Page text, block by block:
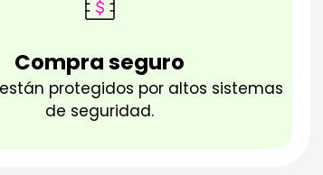
Compra seguro
protegidos por altos sistemas
de seguridad.